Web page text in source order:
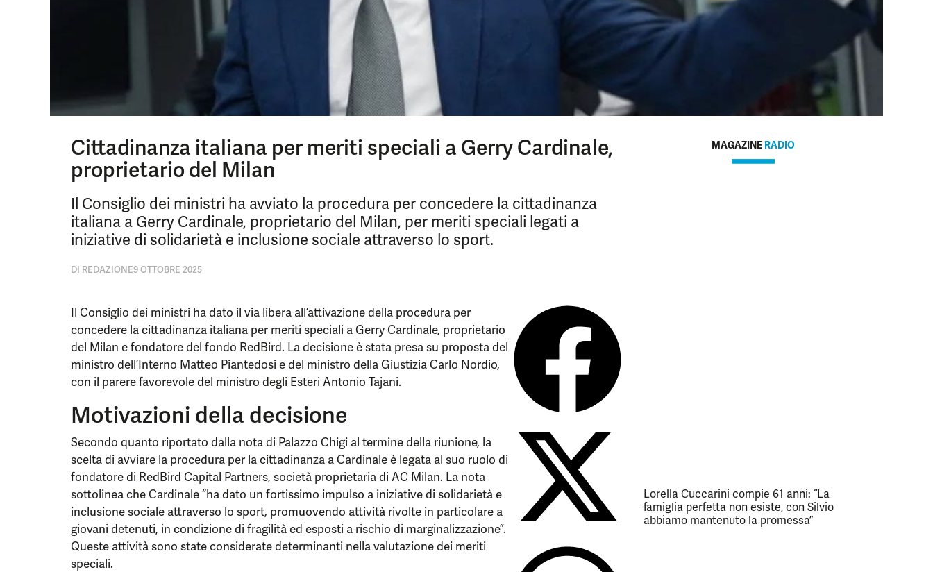
Cittadinanza italiana per meriti speciali a Gerry Cardinale,
proprietario del Milan
Il Consiglio dei ministri ha avviato la procedura per concedere la cittadinanza
italiana a Gerry Cardinale, proprietario del Milan, per meriti speciali legati a
iniziative di solidarietà e inclusione sociale attraverso lo sport.
DI REDAZIONE9 OTTOBRE 2025
Il Consiglio dei ministri ha dato il via libera all’attivazione della procedura per
concedere la cittadinanza italiana per meriti speciali a Gerry Cardinale, proprietario
del Milan e fondatore del fondo RedBird. La decisione è stata presa su proposta del
ministro dell’Interno Matteo Piantedosi e del ministro della Giustizia Carlo Nordio,
con il parere favorevole del ministro degli Esteri Antonio Tajani.
Motivazioni della decisione
Secondo quanto riportato dalla nota di Palazzo Chigi al termine della riunione, la
scelta di avviare la procedura per la cittadinanza a Cardinale è legata al suo ruolo di
fondatore di RedBird Capital Partners, società proprietaria di AC Milan. La nota
sottolinea che Cardinale “ha dato un fortissimo impulso a iniziative di solidarietà e
inclusione sociale attraverso lo sport, promuovendo attività rivolte in particolare a
giovani detenuti, in condizione di fragilità ed esposti a rischio di marginalizzazione”.
Queste attività sono state considerate determinanti nella valutazione dei meriti
speciali.
MAGAZINE RADIO
Lorella Cuccarini compie 61 anni: “La
famiglia perfetta non esiste, con Silvio
abbiamo mantenuto la promessa”